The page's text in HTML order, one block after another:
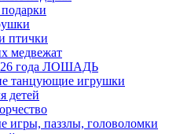
птички
медвежат
года ЛОШАДЬ
танцующие игрушки
детей
игры, паззлы, головоломки